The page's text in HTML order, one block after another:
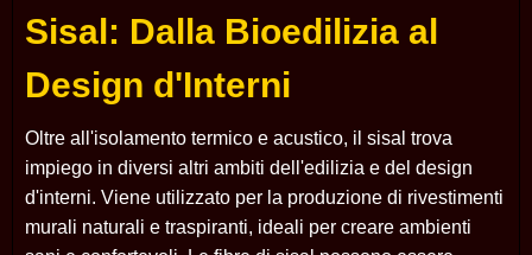
Sisal: Dalla Bioedilizia al
Design d'Interni
Oltre all'isolamento termico e acustico, il sisal trova
impiego in diversi altri ambiti dell'edilizia e del design
d'interni. Viene utilizzato per la produzione di rivestimenti
murali naturali e traspiranti, ideali per creare ambienti